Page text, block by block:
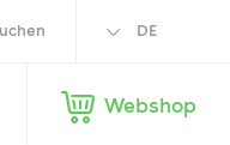
DE
Webshop